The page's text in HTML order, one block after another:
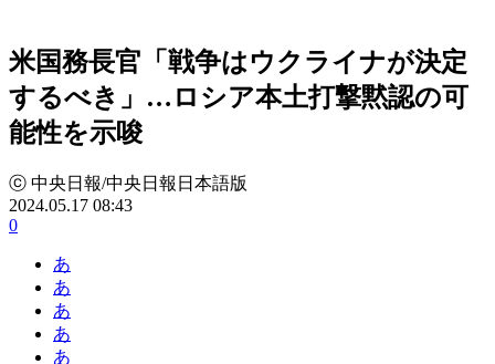
米国務長官「戦争はウクライナが決定
するべき」…ロシア本土打撃黙認の可
能性を示唆
ⓒ 中央日報/中央日報日本語版
2024.05.17 08:43
0
あ
あ
あ
あ
あ